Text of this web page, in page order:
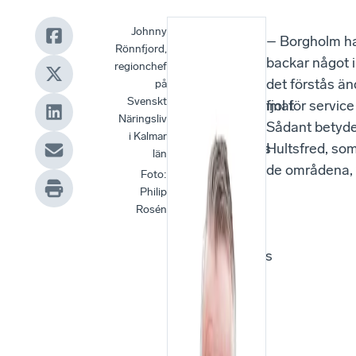
företagsklimat
Borgholms
kommun.
Det
visar
Svenskt
Näringslivs
av de
Johnny
Rönnfjord,
regionchef
på
Svenskt
Näringsliv
i Kalmar
län
Foto:
Philip
Rosén
– Borgholm
backar något
det förstås
fjol för
Sådant
Hultsfred,
de